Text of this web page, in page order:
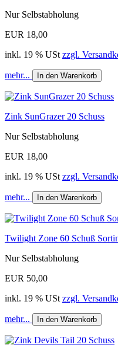
Nur Selbstabholung
EUR 18,00
inkl. 19 % USt zzgl.
mehr... In den Warenkorb
Zink SunGrazer 20 Schuss
Nur Selbstabholung
EUR 18,00
inkl. 19 % USt zzgl.
mehr... In den Warenkorb
Twilight Zone 60 Schuß
Nur Selbstabholung
EUR 50,00
inkl. 19 % USt zzgl.
mehr... In den Warenkorb